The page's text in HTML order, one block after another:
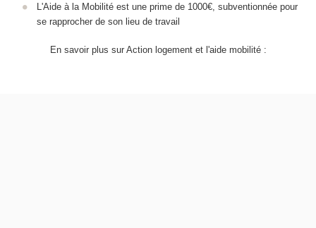
L'Aide à la Mobilité est une prime de 1000€, subventionnée pour
se rapprocher de son lieu de travail
En savoir plus sur Action logement et l'aide mobilité :